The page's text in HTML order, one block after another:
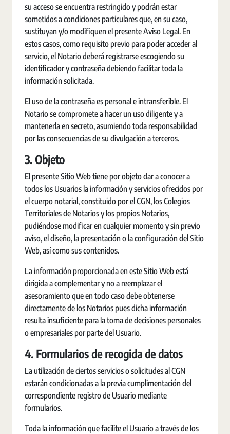
su acceso se encuentra restringido y podrán estar
sometidos a condiciones particulares que, en su caso,
sustituyan y/o modifiquen el presente Aviso Legal. En
estos casos, como requisito previo para poder acceder al
servicio, el Notario deberá registrarse escogiendo su
identificador y contraseña debiendo facilitar toda la
información solicitada.
El uso de la contraseña es personal e intransferible. El
Notario se compromete a hacer un uso diligente y a
mantenerla en secreto, asumiendo toda responsabilidad
por las consecuencias de su divulgación a terceros.
3. Objeto
El presente Sitio Web tiene por objeto dar a conocer a
todos los Usuarios la información y servicios ofrecidos por
el cuerpo notarial, constituido por el CGN, los Colegios
Territoriales de Notarios y los propios Notarios,
pudiéndose modificar en cualquier momento y sin previo
aviso, el diseño, la presentación o la configuración del Sitio
Web, así como sus contenidos.
La información proporcionada en este Sitio Web está
dirigida a complementar y no a reemplazar el
asesoramiento que en todo caso debe obtenerse
directamente de los Notarios pues dicha información
resulta insuficiente para la toma de decisiones personales
o empresariales por parte del Usuario.
4. Formularios de recogida de datos
La utilización de ciertos servicios o solicitudes al CGN
estarán condicionadas a la previa cumplimentación del
correspondiente registro de Usuario mediante
formularios.
Toda la información que facilite el Usuario a través de los